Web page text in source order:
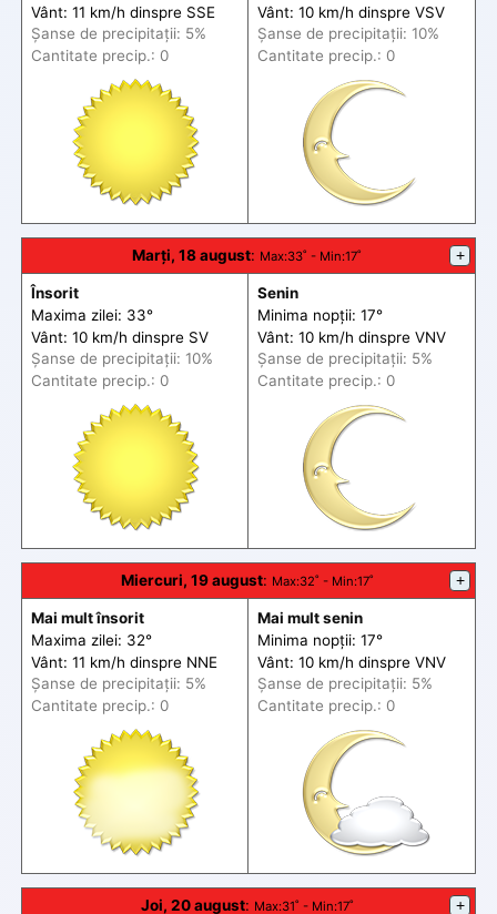
Vânt: 11 km/h dinspre SSE
Șanse de precipitații: 5%
Cantitate precip.: 0
Vânt: 10 km/h dinspre VSV
Șanse de precipitații: 10%
Cantitate precip.: 0
Marți, 18 august: Max:33˚ - Min:17˚ +
Însorit
Maxima zilei: 33°
Vânt: 10 km/h dinspre SV
Șanse de precipitații: 10%
Cantitate precip.: 0
Senin
Minima nopții: 17°
Vânt: 10 km/h dinspre VNV
Șanse de precipitații: 5%
Cantitate precip.: 0
Miercuri, 19 august: Max:32˚ - Min:17˚ +
Mai mult însorit
Maxima zilei: 32°
Vânt: 11 km/h dinspre NNE
Șanse de precipitații: 5%
Cantitate precip.: 0
Mai mult senin
Minima nopții: 17°
Vânt: 10 km/h dinspre VNV
Șanse de precipitații: 5%
Cantitate precip.: 0
Joi, 20 august: Max:31˚ - Min:17˚ +